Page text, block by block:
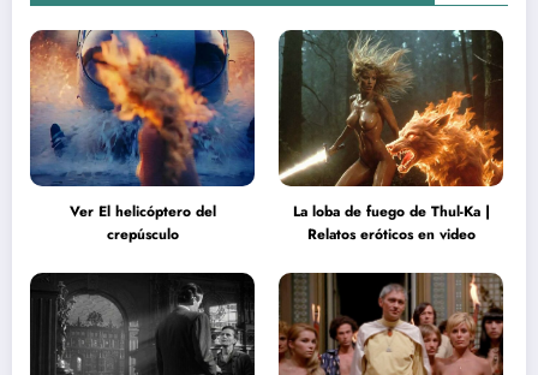
Ver El helicóptero del
crepúsculo
La loba de fuego de Thul-Ka |
Relatos eróticos en video